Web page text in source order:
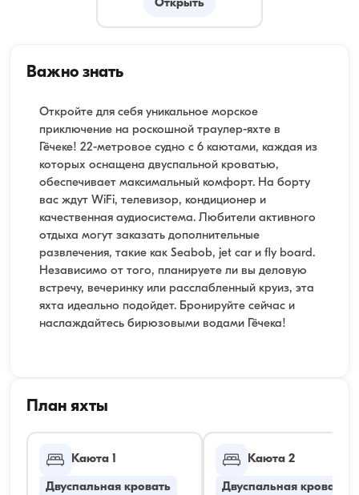
Открыть
Важно знать
Откройте для себя уникальное морское
приключение на роскошной траулер-яхте в
Гёчеке! 22-метровое судно с 6 каютами, каждая из
которых оснащена двуспальной кроватью,
обеспечивает максимальный комфорт. На борту
вас ждут WiFi, телевизор, кондиционер и
качественная аудиосистема. Любители активного
отдыха могут заказать дополнительные
развлечения, такие как Seabob, jet car и fly board.
Независимо от того, планируете ли вы деловую
встречу, вечеринку или расслабленный круиз, эта
яхта идеально подойдет. Бронируйте сейчас и
наслаждайтесь бирюзовыми водами Гёчека!
План яхты
Каюта 1
Двуспальная кровать
Каюта 2
Двуспальная кровать